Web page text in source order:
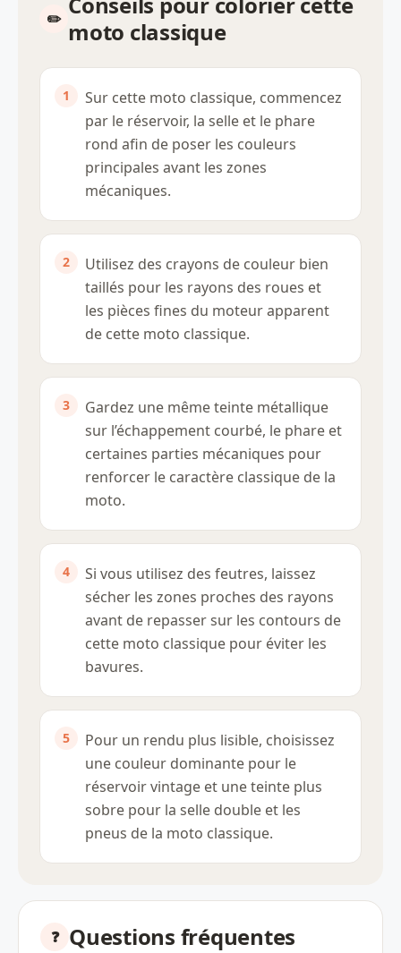
moto classique
Sur cette moto classique, commencez
par le réservoir, la selle et le phare
rond afin de poser les couleurs
principales avant les zones
mécaniques.
Utilisez des crayons de couleur bien
taillés pour les rayons des roues et
les pièces fines du moteur apparent
de cette moto classique.
Gardez une même teinte métallique
sur l’échappement courbé, le phare et
certaines parties mécaniques pour
renforcer le caractère classique de la
moto.
Si vous utilisez des feutres, laissez
sécher les zones proches des rayons
avant de repasser sur les contours de
cette moto classique pour éviter les
bavures.
Pour un rendu plus lisible, choisissez
une couleur dominante pour le
réservoir vintage et une teinte plus
sobre pour la selle double et les
pneus de la moto classique.
Questions fréquentes